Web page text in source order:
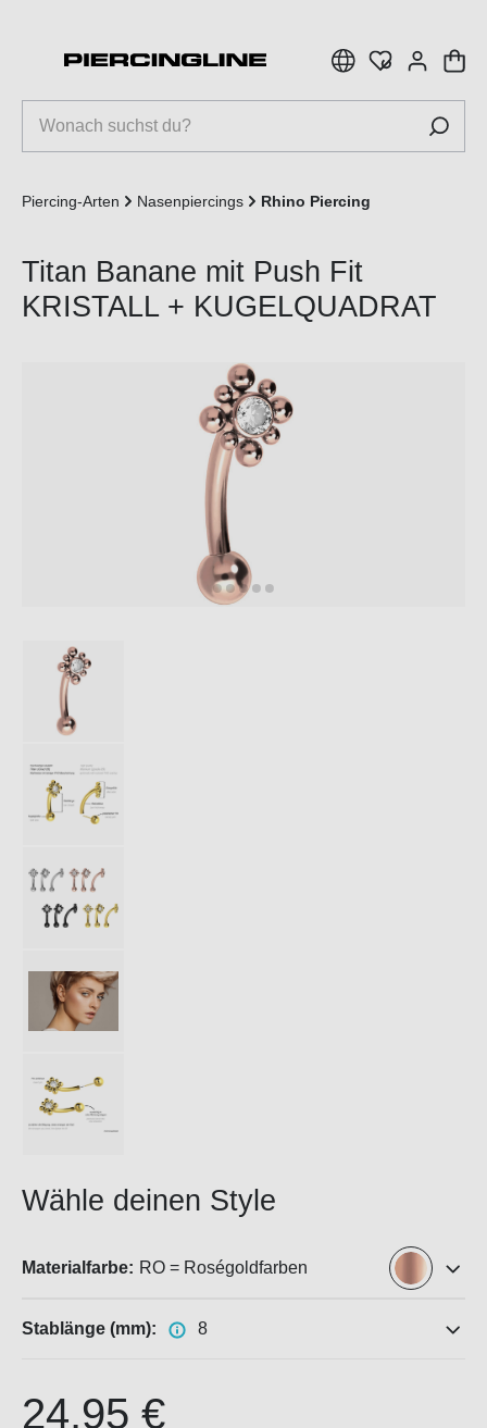
Piercing-Arten Nasenpiercings Rhino Piercing
Titan Banane mit Push Fit
KRISTALL + KUGELQUADRAT
Wähle deinen Style
Materialfarbe: RO = Roségoldfarben
Stablänge (mm): 8
24,95 €